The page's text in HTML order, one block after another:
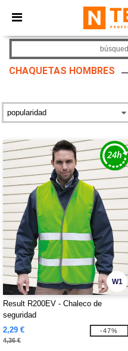
× App de Ntextil
¡Mejores precios en
CHAQUETAS HOMBRES
W1
Result R200EV - Chaleco de
seguridad
2,29 €
4,36 €
-47%